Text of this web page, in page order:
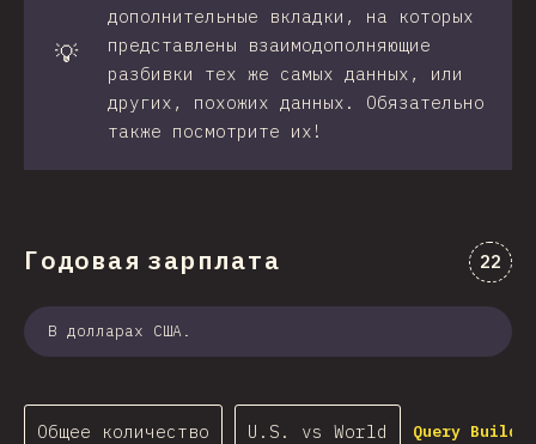
💡
дополнительные вкладки, на которых
представлены взаимодополняющие
разбивки тех же самых данных, или
других, похожих данных. Обязательно
также посмотрите их!
Годовая зарплата 22
В долларах США.
Общее количество U.S. vs World Query